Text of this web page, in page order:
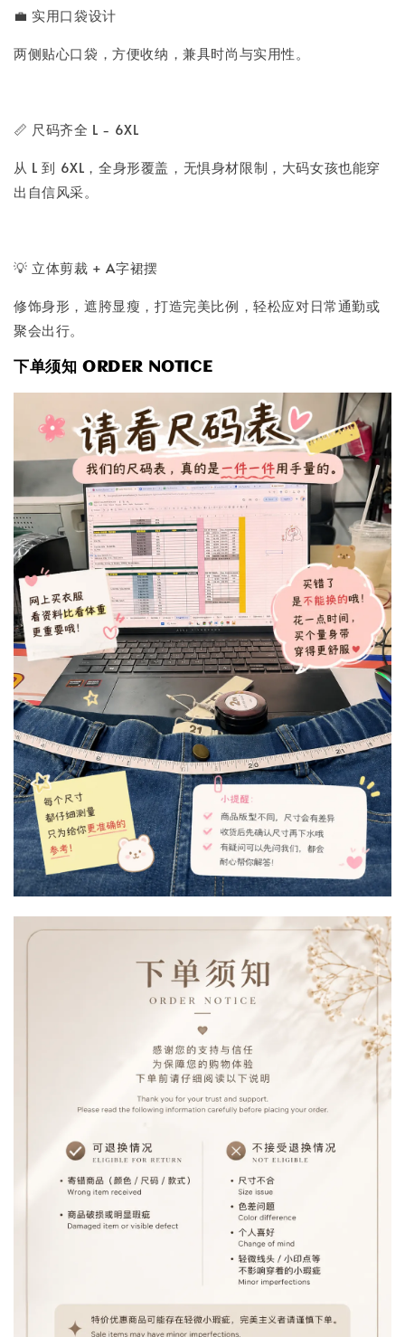
💼 实用口袋设计
两侧贴心口袋，方便收纳，兼具时尚与实用性。
📏 尺码齐全 L - 6XL
从 L 到 6XL，全身形覆盖，无惧身材限制，大码女孩也能穿
出自信风采。
💡 立体剪裁 + A字裙摆
修饰身形，遮胯显瘦，打造完美比例，轻松应对日常通勤或
聚会出行。
下单须知 ORDER NOTICE